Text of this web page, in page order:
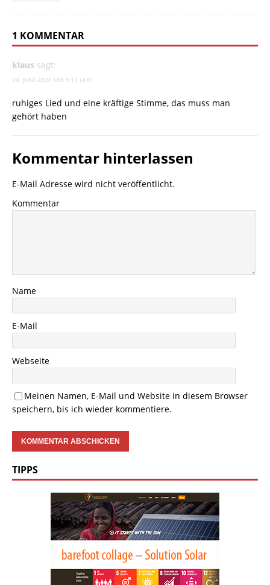
1 KOMMENTAR
klaus sagt:
24. JUNI 2020 UM 9:13 UHR
ruhiges Lied und eine kräftige Stimme, das muss man
gehört haben
Kommentar hinterlassen
E-Mail Adresse wird nicht veröffentlicht.
Kommentar
Name
E-Mail
Webseite
Meinen Namen, E-Mail und Website in diesem Browser
speichern, bis ich wieder kommentiere.
TIPPS